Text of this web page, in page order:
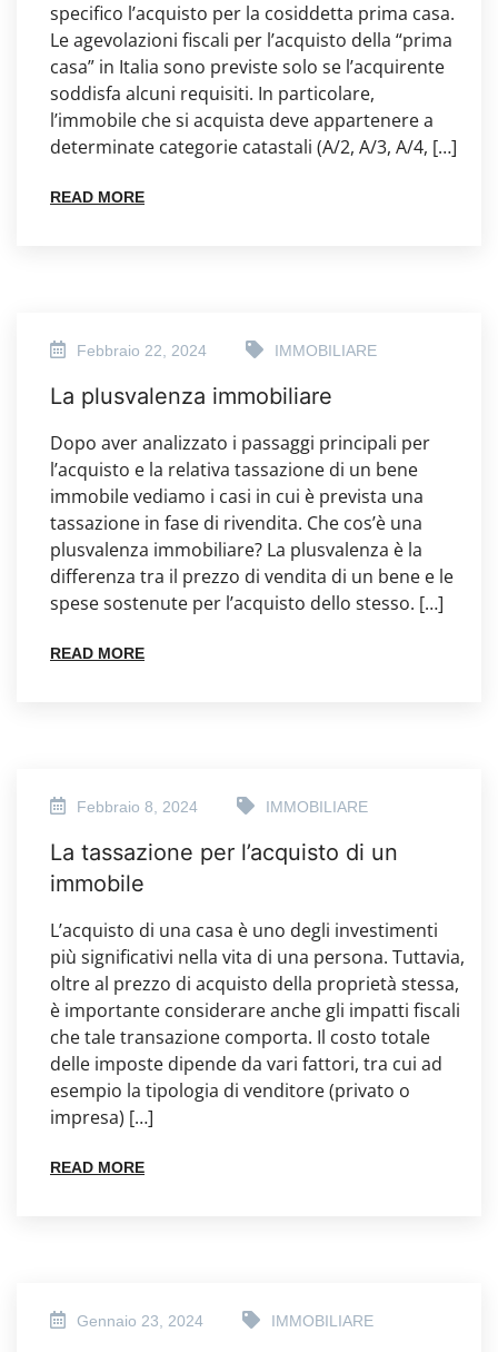
specifico l’acquisto per la cosiddetta prima casa.
Le agevolazioni fiscali per l’acquisto della “prima
casa” in Italia sono previste solo se l’acquirente
soddisfa alcuni requisiti. In particolare,
l’immobile che si acquista deve appartenere a
determinate categorie catastali (A/2, A/3, A/4, […]
READ MORE
Febbraio 22, 2024 IMMOBILIARE
La plusvalenza immobiliare
Dopo aver analizzato i passaggi principali per
l’acquisto e la relativa tassazione di un bene
immobile vediamo i casi in cui è prevista una
tassazione in fase di rivendita. Che cos’è una
plusvalenza immobiliare? La plusvalenza è la
differenza tra il prezzo di vendita di un bene e le
spese sostenute per l’acquisto dello stesso. […]
READ MORE
Febbraio 8, 2024 IMMOBILIARE
La tassazione per l’acquisto di un
immobile
L’acquisto di una casa è uno degli investimenti
più significativi nella vita di una persona. Tuttavia,
oltre al prezzo di acquisto della proprietà stessa,
è importante considerare anche gli impatti fiscali
che tale transazione comporta. Il costo totale
delle imposte dipende da vari fattori, tra cui ad
esempio la tipologia di venditore (privato o
impresa) […]
READ MORE
Gennaio 23, 2024 IMMOBILIARE